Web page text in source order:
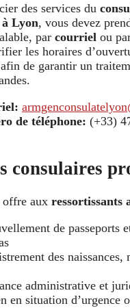
des services du
Lyon, vous devez
par courriel ou
les horaires
de garantir un
de téléphone: (+33)
consulaires
offre aux ressortissants
de passeports
des naissances,
administrative et
en situation d’urgence